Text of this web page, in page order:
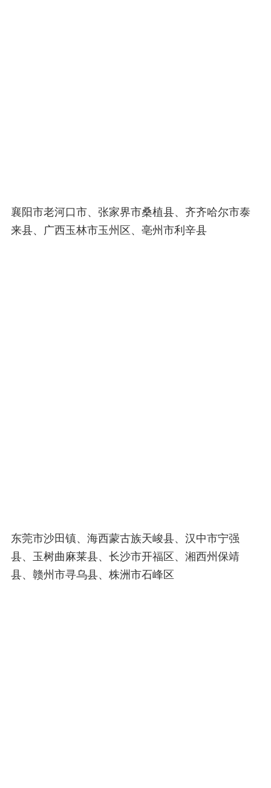
襄阳市老河口市、张家界市桑植县、齐齐哈尔市泰
来县、广西玉林市玉州区、亳州市利辛县
东莞市沙田镇、海西蒙古族天峻县、汉中市宁强
县、玉树曲麻莱县、长沙市开福区、湘西州保靖
县、赣州市寻乌县、株洲市石峰区